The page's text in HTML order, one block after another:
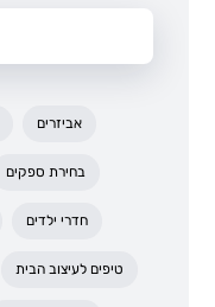
אביזרים
בחירת ספקים
חדרי ילדים
טיפים לעיצוב הבית